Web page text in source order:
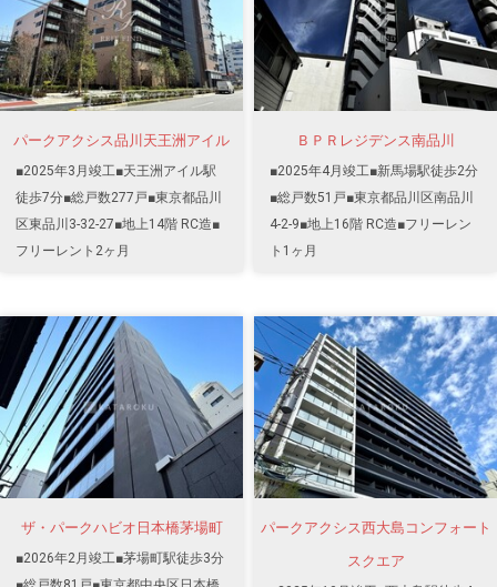
パークアクシス品川天王洲アイル
■2025年3月竣工■天王洲アイル駅
徒歩7分■総戸数277戸■東京都品川
区東品川3-32-27■地上14階 RC造■
フリーレント2ヶ月
ＢＰＲレジデンス南品川
■2025年4月竣工■新馬場駅徒歩2分
■総戸数51戸■東京都品川区南品川
4-2-9■地上16階 RC造■フリーレン
ト1ヶ月
ザ・パークハビオ日本橋茅場町
■2026年2月竣工■茅場町駅徒歩3分
パークアクシス西大島コンフォート
スクエア